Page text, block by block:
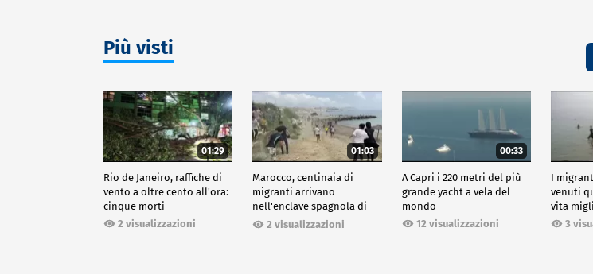
Più visti
01:29
Rio de Janeiro, raffiche di
vento a oltre cento all'ora:
cinque morti
2 visualizzazioni
01:03
Marocco, centinaia di
migranti arrivano
nell'enclave spagnola di
Ceuta2 visualizzazioni
00:33
A Capri i 220 metri del più
grande yacht a vela del
mondo
12 visualizzazioni
I
venuti
vita
3